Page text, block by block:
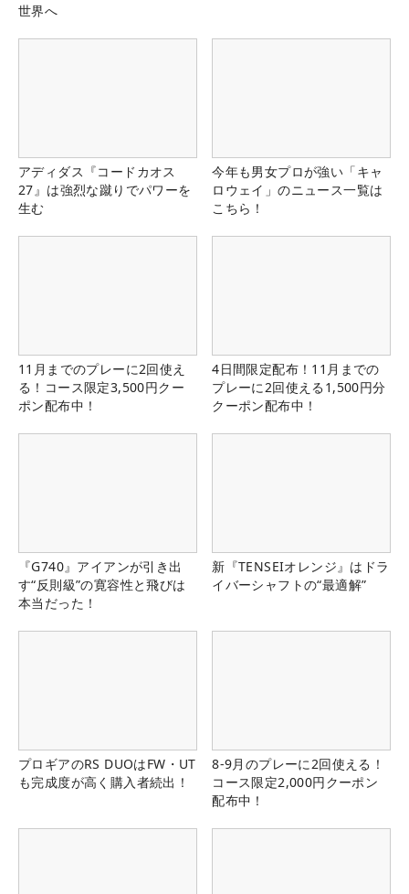
世界へ
アディダス『コードカオス
27』は強烈な蹴りでパワーを
生む
今年も男女プロが強い「キャ
ロウェイ」のニュース一覧は
こちら！
11月までのプレーに2回使え
る！コース限定3,500円クー
ポン配布中！
4日間限定配布！11月までの
プレーに2回使える1,500円分
クーポン配布中！
『G740』アイアンが引き出
す“反則級”の寛容性と飛びは
本当だった！
新『TENSEIオレンジ』はドラ
イバーシャフトの“最適解”
プロギアのRS DUOはFW・UT
も完成度が高く購入者続出！
8-9月のプレーに2回使える！
コース限定2,000円クーポン
配布中！